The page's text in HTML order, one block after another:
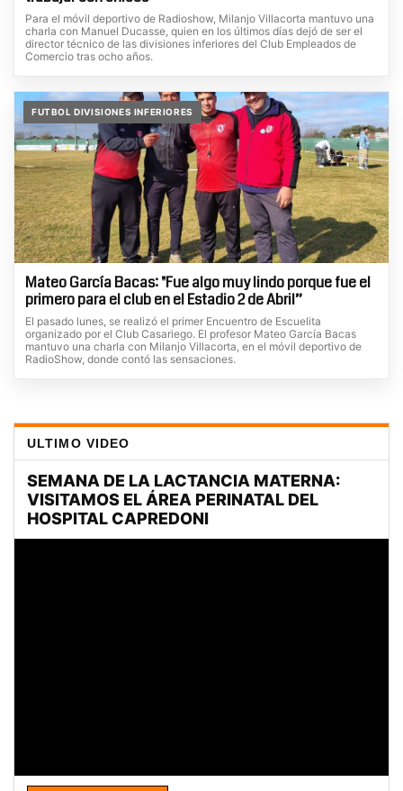
Para el móvil deportivo de Radioshow, Milanjo Villacorta mantuvo una
charla con Manuel Ducasse, quien en los últimos días dejó de ser el
director técnico de las divisiones inferiores del Club Empleados de
Comercio tras ocho años.
FUTBOL DIVISIONES INFERIORES
Mateo García Bacas: "Fue algo muy lindo porque fue el
primero para el club en el Estadio 2 de Abril”
El pasado lunes, se realizó el primer Encuentro de Escuelita
organizado por el Club Casariego. El profesor Mateo García Bacas
mantuvo una charla con Milanjo Villacorta, en el móvil deportivo de
RadioShow, donde contó las sensaciones.
ULTIMO VIDEO